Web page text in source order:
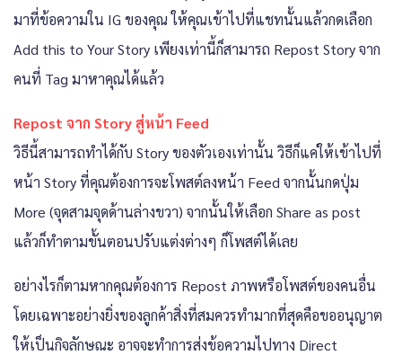
มาที่ข้อความใน IG ของคุณ ให้คุณเข้าไปที่แชทนั้นแล้วกดเลือก
Add this to Your Story เพียงเท่านี้ก็สามารถ Repost Story จาก
คนที่ Tag มาหาคุณได้แล้ว
Repost จาก Story สู่หน้า Feed
วิธีนี้สามารถทำได้กับ Story ของตัวเองเท่านั้น วิธีก็แค่ให้เข้าไปที่
หน้า Story ที่คุณต้องการจะโพสต์ลงหน้า Feed จากนั้นกดปุ่ม
More (จุดสามจุดด้านล่างขวา) จากนั้นให้เลือก Share as post
แล้วก็ทำตามขั้นตอนปรับแต่งต่างๆ ก็โพสต์ได้เลย
อย่างไรก็ตามหากคุณต้องการ Repost ภาพหรือโพสต์ของคนอื่น
โดยเฉพาะอย่างยิ่งของลูกค้าสิ่งที่สมควรทำมากที่สุดคือขออนุญาต
ให้เป็นกิจลักษณะ อาจจะทำการส่งข้อความไปทาง Direct